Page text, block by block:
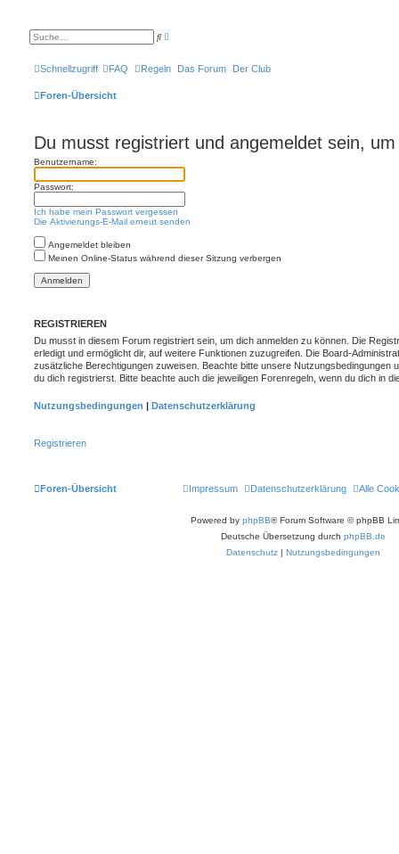
S
h
e i
u
c
e
Schnellzugriff FAQ Regeln Das Forum Der Club
Foren-Übersicht
Du musst registriert und angemeldet sein,
Benutzername:
Passwort:
Ich habe mein Passwort vergessen
Die Aktivierungs-E-Mail erneut senden
Angemeldet bleiben
Meinen Online-Status während dieser Sitzung verbergen
REGISTRIEREN
Du musst in diesem Forum registriert sein, um dich anmelden zu können. Die
erledigt und ermöglicht dir, auf weitere Funktionen zuzugreifen. Die Board-
zusätzliche Berechtigungen zuweisen. Beachte bitte unsere Nutzungsbedingungen
du dich registrierst. Bitte beachte auch die jeweiligen Forenregeln, wenn du dich in
Nutzungsbedingungen | Datenschutzerklärung
Registrieren
Foren-Übersicht Alle
Datenschutzerklärung
Impressum
Powered by phpBB® Forum Software © phpBB
Deutsche Übersetzung durch phpBB.de
Datenschutz | Nutzungsbedingungen